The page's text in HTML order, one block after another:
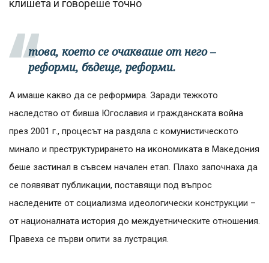
клишета и говореше точно
това, което се очакваше от него –
реформи, бъдеще, реформи.
А имаше какво да се реформира. Заради тежкото
наследство от бивша Югославия и гражданската война
през 2001 г., процесът на раздяла с комунистическото
минало и преструктурирането на икономиката в Македония
беше застинал в съвсем начален етап. Плахо започнаха да
се появяват публикации, поставящи под въпрос
наследените от социализма идеологически конструкции –
от националната история до междуетническите отношения.
Правеха се първи опити за лустрация.